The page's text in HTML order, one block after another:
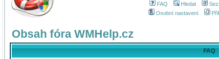
FAQ Hledat
Osobní nastavení
Obsah fóra WMHelp.cz
FAQ